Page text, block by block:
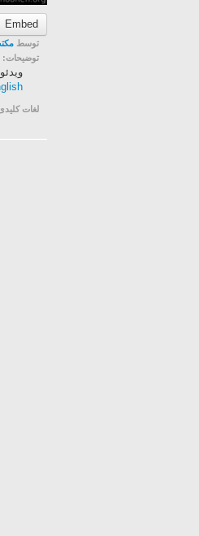
Embed
توسط
توضیحات:
لغات